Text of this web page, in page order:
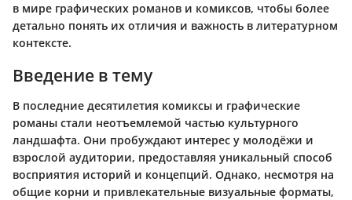
в мире графических романов и комиксов, чтобы более
детально понять их отличия и важность в литературном
контексте.
Введение в тему
В последние десятилетия комиксы и графические
романы стали неотъемлемой частью культурного
ландшафта. Они пробуждают интерес у молодёжи и
взрослой аудитории, предоставляя уникальный способ
восприятия историй и концепций. Однако, несмотря на
общие корни и привлекательные визуальные форматы,